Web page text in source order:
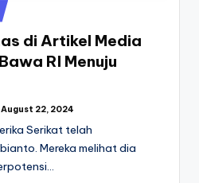
di Artikel Media
RI Menuju
August 22, 2024
Serikat telah
Mereka melihat dia